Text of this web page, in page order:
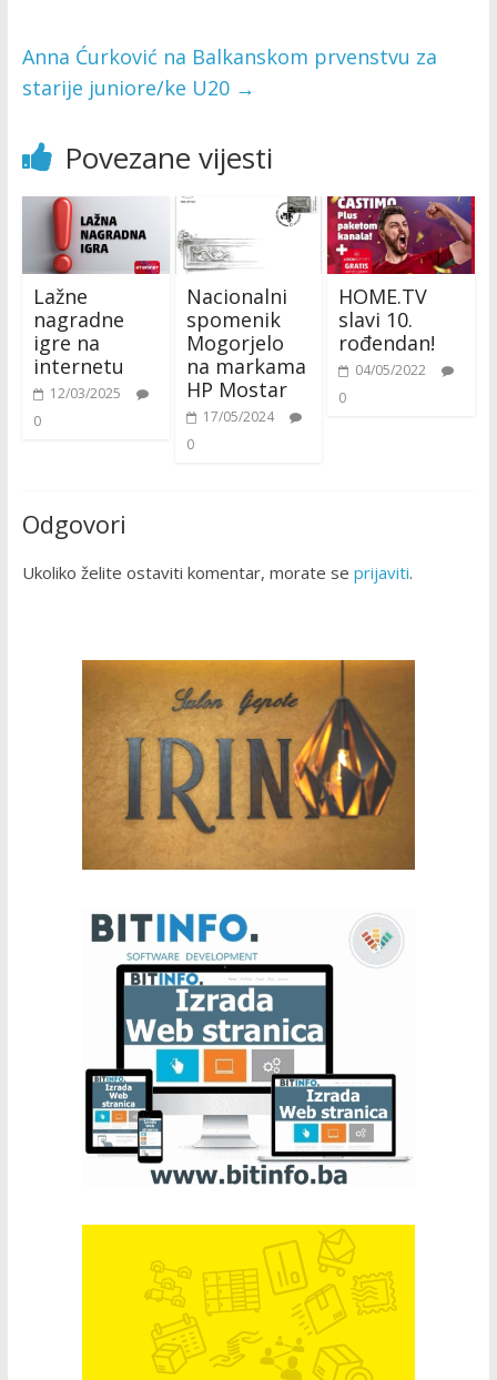
Anna Ćurković na Balkanskom prvenstvu za
starije juniore/ke U20 →
Povezane vijesti
Lažne
nagradne
igre na
internetu
12/03/2025
0
Nacionalni
spomenik
Mogorjelo
na markama
HP Mostar
17/05/2024
0
HOME.TV
slavi 10.
rođendan!
04/05/2022
0
Odgovori
Ukoliko želite ostaviti komentar, morate se prijaviti.